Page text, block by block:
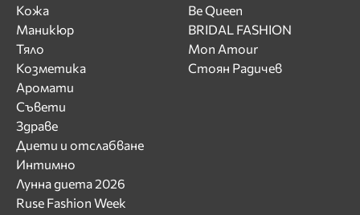
Кожа
Маникюр
Тяло
Козметика
Аромати
Съвети
Здраве
Диети и отслабване
Интимно
Лунна диета 2026
Ruse Fashion Week
Be Queen
BRIDAL FASHION
Mon Amour
Стоян Радичев